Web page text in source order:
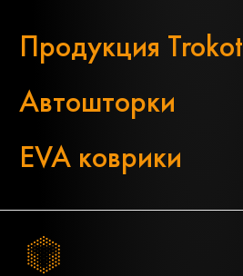
Продукция Trokot
Автошторки
EVA коврики